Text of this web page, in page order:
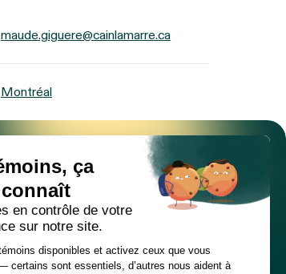
maude.giguere@cainlamarre.ca
Montréal